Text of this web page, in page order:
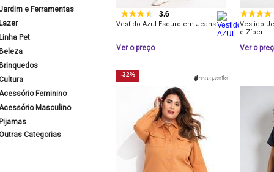
e Ferramentas
Pet
Feminino
Masculino
Categorias
3.6
Vestido Azul Escuro em Jeans
Ver o preço
Vestido
e Zíper
Ver o
-32%